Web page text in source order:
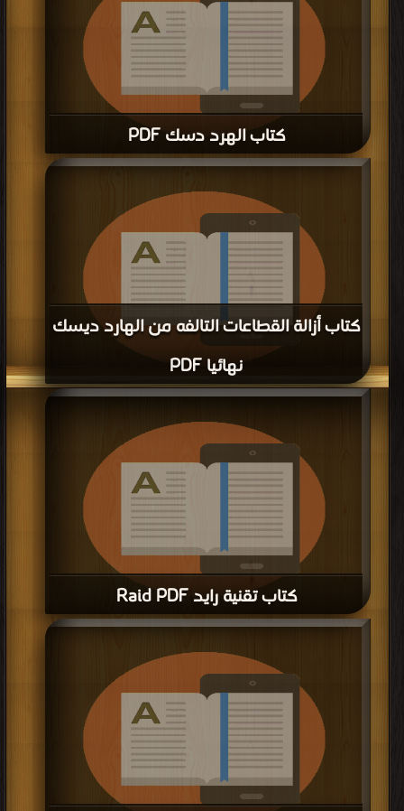
كتاب الهرد دسك PDF
قراءة و تحميل كتاب كتاب الهرد دسك PDF مجانا | مكتبة > كتب في
مرات
كتاب أزالة القطاعات التالفه من الهارد ديسك
نهائيا PDF
قراءة و تحميل كتاب كتاب أزالة القطاعات التالفه من الهارد ديسك نهائيا PDF مجانا |
كتب في تحميل| التحميل : مرة/مرات
كتاب تقنية رايد Raid PDF
قراءة و تحميل كتاب كتاب تقنية رايد Raid PDF مجانا | مكتبة > كتب في تحميل
التحميل : مرة/مرات